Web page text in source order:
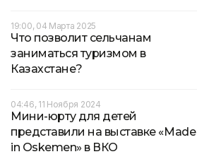
19:00, 04 Марта 2025
Что позволит сельчанам
заниматься туризмом в
Казахстане?
04:46, 11 Ноября 2024
Мини-юрту для детей
представили на выставке «Made
in Oskemen» в ВКО